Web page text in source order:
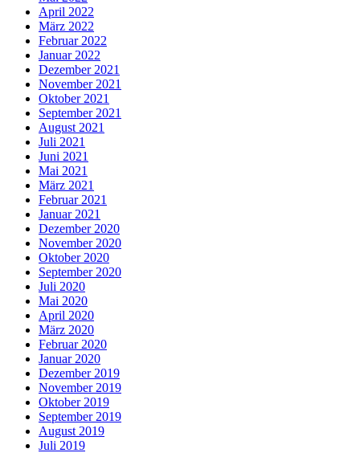
April 2022
März 2022
Februar 2022
Januar 2022
Dezember 2021
November 2021
Oktober 2021
September 2021
August 2021
Juli 2021
Juni 2021
Mai 2021
März 2021
Februar 2021
Januar 2021
Dezember 2020
November 2020
Oktober 2020
September 2020
Juli 2020
Mai 2020
April 2020
März 2020
Februar 2020
Januar 2020
Dezember 2019
November 2019
Oktober 2019
September 2019
August 2019
Juli 2019